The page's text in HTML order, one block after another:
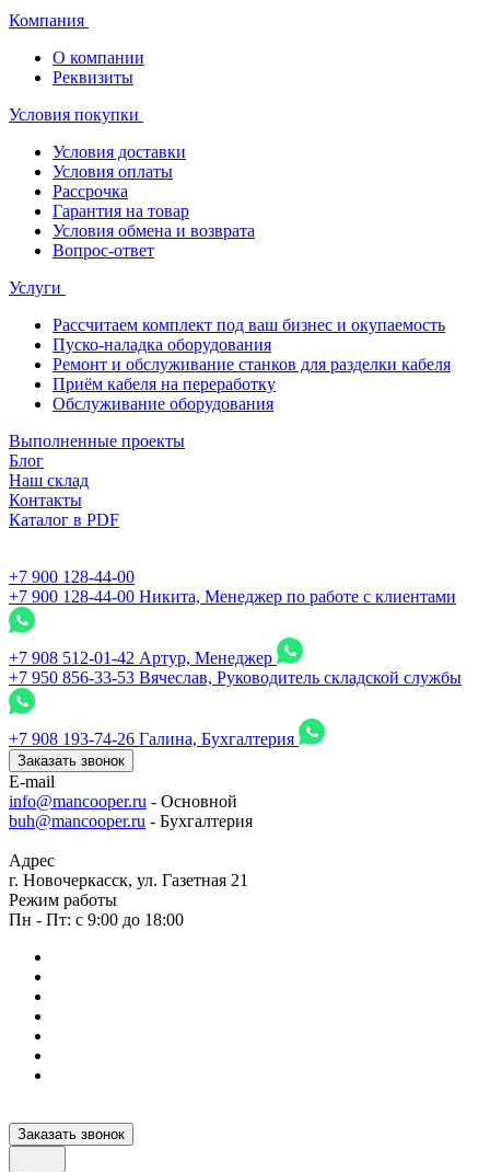
Компания
О компании
Реквизиты
Условия покупки
Условия доставки
Условия оплаты
Рассрочка
Гарантия на товар
Условия обмена и возврата
Вопрос-ответ
Услуги
Рассчитаем комплект под ваш бизнес и окупаемость
Пуско-наладка оборудования
Ремонт и обслуживание станков для разделки кабеля
Приём кабеля на переработку
Обслуживание оборудования
Выполненные проекты
Блог
Наш склад
Контакты
Каталог в PDF
+7 900 128-44-00
+7 900 128-44-00 Никита, Менеджер по работе с клиентами
+7 908 512-01-42 Артур, Менеджер
+7 950 856-33-53 Вячеслав, Руководитель складской службы
+7 908 193-74-26 Галина, Бухгалтерия
Заказать звонок
E-mail
info@mancooper.ru - Основной
buh@mancooper.ru - Бухгалтерия
Адрес
г. Новочеркасск, ул. Газетная 21
Режим работы
Пн - Пт: с 9:00 до 18:00
Заказать звонок